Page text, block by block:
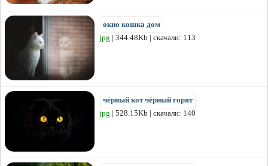
окно кошка дом
jpg | 344.48Kb | скачали: 113
чёрный кот чёрный горят
jpg | 528.15Kb | скачали: 140